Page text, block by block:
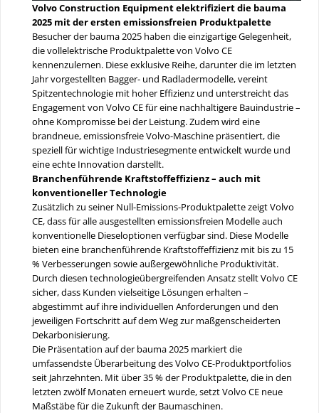
Volvo Construction Equipment elektrifiziert die bauma
2025 mit der ersten emissionsfreien Produktpalette
Besucher der bauma 2025 haben die einzigartige Gelegenheit,
die vollelektrische Produktpalette von Volvo CE
kennenzulernen. Diese exklusive Reihe, darunter die im letzten
Jahr vorgestellten Bagger- und Radladermodelle, vereint
Spitzentechnologie mit hoher Effizienz und unterstreicht das
Engagement von Volvo CE für eine nachhaltigere Bauindustrie –
ohne Kompromisse bei der Leistung. Zudem wird eine
brandneue, emissionsfreie Volvo-Maschine präsentiert, die
speziell für wichtige Industriesegmente entwickelt wurde und
eine echte Innovation darstellt.
Branchenführende Kraftstoffeffizienz – auch mit
konventioneller Technologie
Zusätzlich zu seiner Null-Emissions-Produktpalette zeigt Volvo
CE, dass für alle ausgestellten emissionsfreien Modelle auch
konventionelle Dieseloptionen verfügbar sind. Diese Modelle
bieten eine branchenführende Kraftstoffeffizienz mit bis zu 15
% Verbesserungen sowie außergewöhnliche Produktivität.
Durch diesen technologieübergreifenden Ansatz stellt Volvo CE
sicher, dass Kunden vielseitige Lösungen erhalten –
abgestimmt auf ihre individuellen Anforderungen und den
jeweiligen Fortschritt auf dem Weg zur maßgenscheiderten
Dekarbonisierung.
Die Präsentation auf der bauma 2025 markiert die
umfassendste Überarbeitung des Volvo CE-Produktportfolios
seit Jahrzehnten. Mit über 35 % der Produktpalette, die in den
letzten zwölf Monaten erneuert wurde, setzt Volvo CE neue
Maßstäbe für die Zukunft der Baumaschinen.